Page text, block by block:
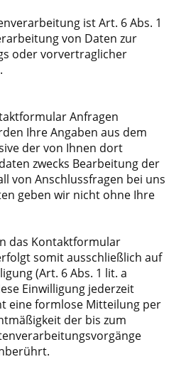
ist Art. 6 Abs. 1
von Daten zur
oder vorvertraglicher
Anfragen
Ihre Angaben aus dem
der von Ihnen dort
zwecks Bearbeitung der
von Anschlussfragen bei uns
geben wir nicht ohne Ihre
das Kontaktformular
somit ausschließlich auf
(Art. 6 Abs. 1 lit. a
Einwilligung jederzeit
eine formlose Mitteilung per
der bis zum